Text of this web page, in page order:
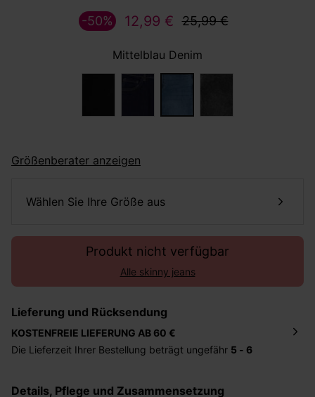
12,99 € 25,99 €
-50%
Mittelblau Denim
Größenberater anzeigen
Wählen Sie Ihre Größe aus
Produkt nicht verfügbar
Alle skinny jeans
Lieferung und Rücksendung
KOSTENFREIE LIEFERUNG AB 60 €
Die Lieferzeit Ihrer Bestellung beträgt ungefähr 5 - 6
betragen 2,95 Euro bei einem Bestellwert von unter 60
Details, Pflege und Zusammensetzung